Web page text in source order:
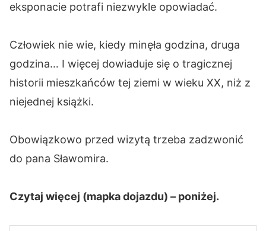
eksponacie potrafi niezwykle opowiadać.
Człowiek nie wie, kiedy minęła godzina, druga
godzina… I więcej dowiaduje się o tragicznej
historii mieszkańców tej ziemi w wieku XX, niż z
niejednej książki.
Obowiązkowo przed wizytą trzeba zadzwonić
do pana Sławomira.
Czytaj więcej (mapka dojazdu) – poniżej.